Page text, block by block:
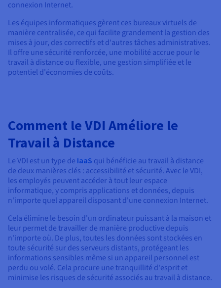
Tarifs
Disponibilités par régions
Documentation
Roadmap & Changelog
Roadmap & Changelog
connexion Internet.
Les équipes informatiques gèrent ces bureaux virtuels de
manière centralisée, ce qui facilite grandement la gestion des
mises à jour, des correctifs et d'autres tâches administratives.
Il offre une sécurité renforcée, une mobilité accrue pour le
travail à distance ou flexible, une gestion simplifiée et le
potentiel d'économies de coûts.
Comment le VDI Améliore le
Travail à Distance
Le VDI est un type de IaaS qui bénéficie au travail à distance
de deux manières clés : accessibilité et sécurité. Avec le VDI,
les employés peuvent accéder à tout leur espace
informatique, y compris applications et données, depuis
n'importe quel appareil disposant d'une connexion Internet.
Cela élimine le besoin d'un ordinateur puissant à la maison et
leur permet de travailler de manière productive depuis
n'importe où. De plus, toutes les données sont stockées en
toute sécurité sur des serveurs distants, protégeant les
informations sensibles même si un appareil personnel est
perdu ou volé. Cela procure une tranquillité d'esprit et
minimise les risques de sécurité associés au travail à distance.